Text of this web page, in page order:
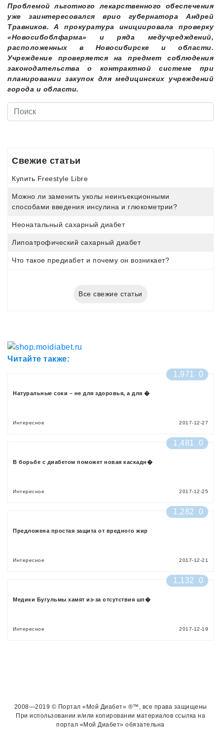
Проблемой льготного лекарственного обеспечения
уже заинтересовался врио губернатора Андрей
Травников. А прокуратура инициировала проверку
«Новосибоблфарма» и ряда медучредждений,
расположенных в Новосибирске и области.
Учреждение проверяется на предмет соблюдения
законодательства о контрактной системе при
планировании закупок для медицинских учреждений
города и области.
Свежие статьи
Купить Freestyle Libre
Можно ли заменить уколы неинъекционными
способами введения инсулина и глюкометрии?
Неонатальный сахарный диабет
Липоатрофический сахарный диабет
Что такое предиабет и почему он возникает?
Все свежие статьи
Читайте также:
1,971
0
Натуральные соки – не для здоровья, а для �
Интересное 2017-12-27
1,481 0
В борьбе с диабетом поможет новая каскадн�
Интересное 2017-12-25
1,282 0
Предложена простая защита от вредного жир
Интересное 2017-12-21
1,132 0
Медики Бугульмы хамят из-за отсутствия шп�
Интересное 2017-12-19
2008—2019 © Портал «Мой Диабет» ®™, все права защищены
При использовании и/или копировании материалов ссылка на
портал «Мой Диабет» обязательна